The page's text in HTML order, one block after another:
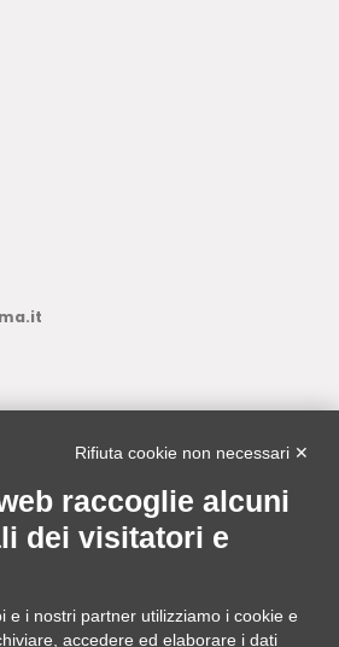
Rifiuta cookie non necessari ✕
raccoglie alcuni
dei visitatori e
e i nostri partner utilizziamo i cookie e
accedere ed elaborare i dati